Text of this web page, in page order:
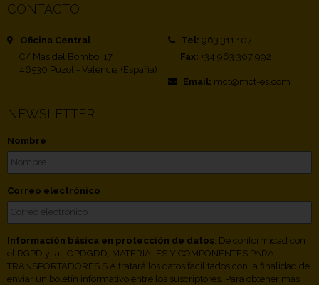
CONTACTO
Oficina Central
C/ Mas del Bombo, 17
46530 Puzol - Valencia (España)
Tel: 963 311 107
Fax: +34 963 307 992
Email: mct@mct-es.com
NEWSLETTER
Nombre
Correo electrónico
Información básica en protección de datos . De conformidad con
el RGPD y la LOPDGDD, MATERIALES Y COMPONENTES PARA
TRANSPORTADORES S.A tratará los datos facilitados con la finalidad de
enviar un boletín informativo entre los suscriptores. Para obtener más